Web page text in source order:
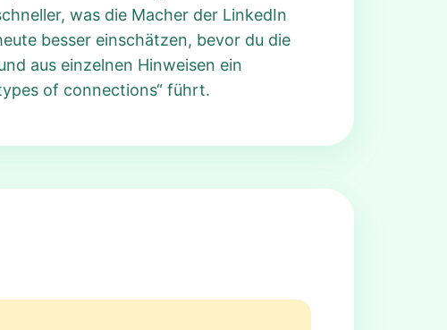
was die Macher der LinkedIn
besser einschätzen, bevor du die
aus einzelnen Hinweisen ein
of connections“ führt.